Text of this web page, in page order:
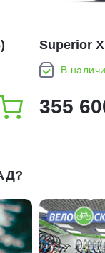
Superior
В
355